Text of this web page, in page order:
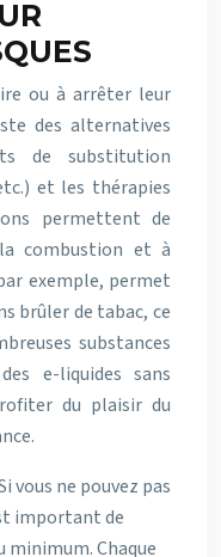
ou à arrêter leur
des alternatives
de substitution
et les thérapies
permettent de
combustion et à
exemple, permet
brûler de tabac, ce
substances
e-liquides sans
du plaisir du
vous ne pouvez pas
important de
Chaque